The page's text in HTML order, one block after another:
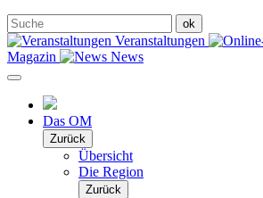
Veranstaltungen
Magazin
News
Das OM
Zurück
Übersicht
Die Region
Zurück